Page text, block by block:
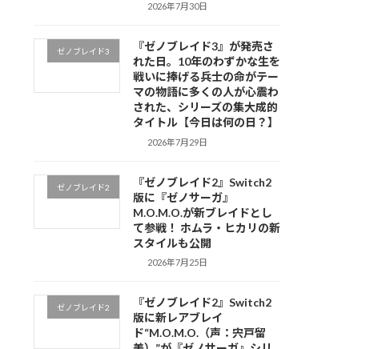
2026年7月30日
ゼノブレイド3
『ゼノブレイド3』が発売さ
れた日。10年のわずかな生を
戦いに捧げる兵士の命がテー
マの物語に多くの人が心震わ
された、シリーズの集大成的
タイトル【今日は何の日？】
2026年7月29日
ゼノブレイド2
『ゼノブレイド2』Switch2
版に『ゼノサーガ』
M.O.M.O.が新ブレイドとし
て参戦！ ホムラ・ヒカリの新
スタイルも公開
2026年7月25日
ゼノブレイド2
『ゼノブレイド2』Switch2
版に新レアブレイ
ド“M.O.M.O.（声：宍戸留